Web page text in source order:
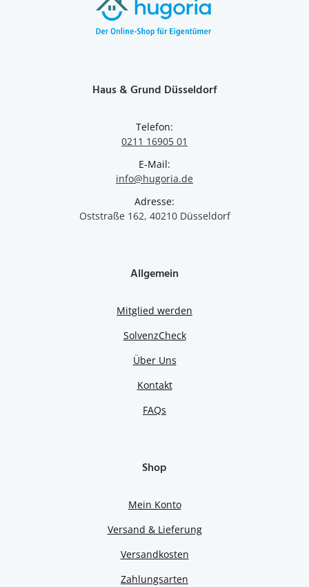
Haus & Grund Düsseldorf
Telefon:
0211 16905 01
E-Mail:
info@hugoria.de
Adresse:
Oststraße 162, 40210 Düsseldorf
Allgemein
Mitglied werden
SolvenzCheck
Über Uns
Kontakt
FAQs
Shop
Mein Konto
Versand & Lieferung
Versandkosten
Zahlungsarten